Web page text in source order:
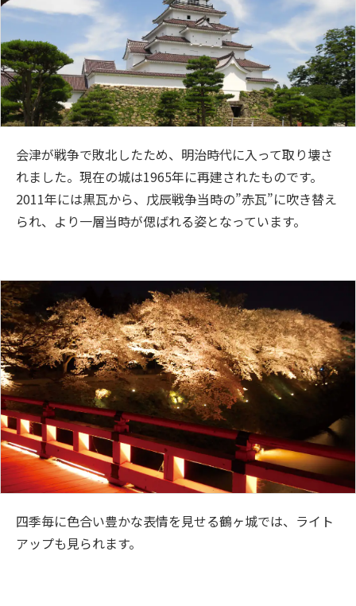
会津が戦争で敗北したため、明治時代に入って取り壊さ
れました。現在の城は1965年に再建されたものです。
2011年には黒瓦から、戊辰戦争当時の”赤瓦”に吹き替え
られ、より一層当時が偲ばれる姿となっています。
四季毎に色合い豊かな表情を見せる鶴ヶ城では、ライト
アップも見られます。